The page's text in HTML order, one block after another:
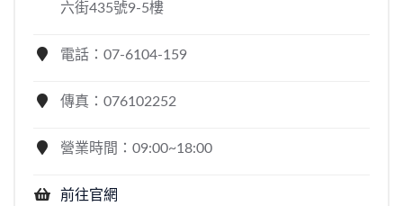
六街435號9-5樓
電話：07-6104-159
傳真：076102252
營業時間：09:00~18:00
前往官網